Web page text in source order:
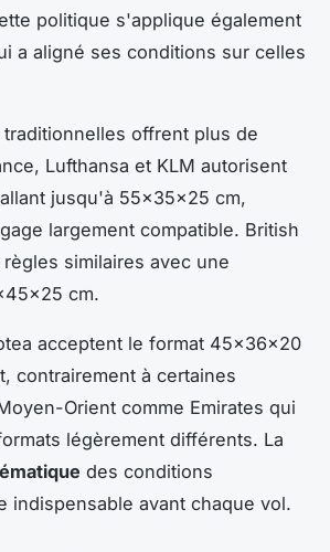
politique s'applique également
a aligné ses conditions sur celles
offrent plus de
Lufthansa et KLM autorisent
jusqu'à 55x35x25 cm,
largement compatible. British
similaires avec une
cm.
acceptent le format 45x36x20
contrairement à certaines
Orient comme Emirates qui
légèrement différents. La
des conditions
indispensable avant chaque vol.